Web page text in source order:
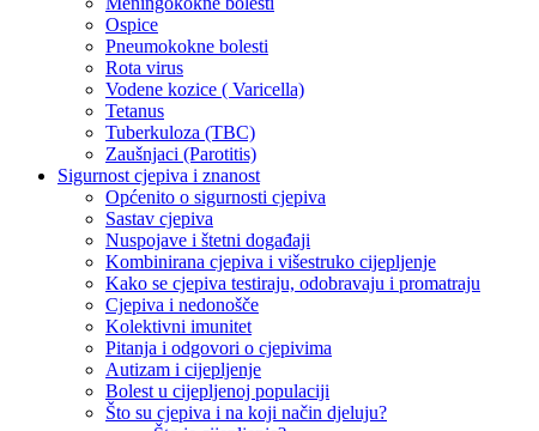
Ospice
Pneumokokne bolesti
Rota virus
Vodene kozice ( Varicella)
Tetanus
Tuberkuloza (TBC)
Zaušnjaci (Parotitis)
Sigurnost cjepiva i znanost
Općenito o sigurnosti cjepiva
Sastav cjepiva
Nuspojave i štetni događaji
Kombinirana cjepiva i višestruko cijepljenje
Kako se cjepiva testiraju, odobravaju i promatraju
Cjepiva i nedonošče
Kolektivni imunitet
Pitanja i odgovori o cjepivima
Autizam i cijepljenje
Bolest u cijepljenoj populaciji
Što su cjepiva i na koji način djeluju?